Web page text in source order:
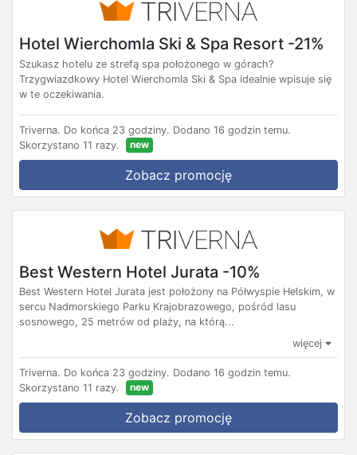
Hotel Wierchomla Ski & Spa Resort -21%
Szukasz hotelu ze strefą spa położonego w górach?
Trzygwiazdkowy Hotel Wierchomla Ski & Spa idealnie wpisuje się
w te oczekiwania.
Triverna. Do końca 23 godziny. Dodano 16 godzin temu.
Skorzystano 11 razy.
new
Zobacz promocję
Best Western Hotel Jurata -10%
Best Western Hotel Jurata jest położony na Półwyspie Helskim, w
sercu Nadmorskiego Parku Krajobrazowego, pośród lasu
sosnowego, 25 metrów od plaży, na którą...
więcej
Triverna. Do końca 23 godziny. Dodano 16 godzin temu.
Skorzystano 11 razy.
new
Zobacz promocję